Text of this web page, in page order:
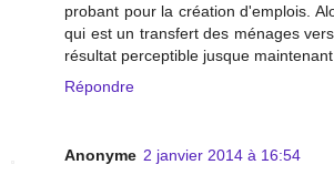
probant pour la création d'emplois.
qui est un transfert des ménages
résultat perceptible jusque
Répondre
Anonyme 2 janvier 2014 à 16:54